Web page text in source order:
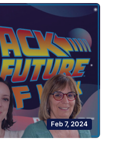
Feb 7, 2024